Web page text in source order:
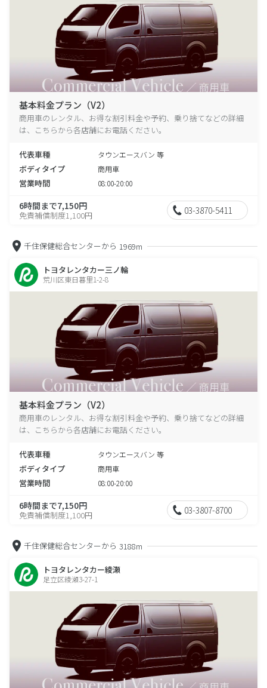
基本料金プラン（V2）
商用車のレンタル、お得な割引料金や予約、乗り捨てなどの詳細
は、こちらから各店舗にお電話ください。
代表車種 タウンエースバン 等
ボディタイプ 商用車
営業時間 08:00-20:00
6時間まで7,150円
免責補償制度1,100円 03-3870-5411
千住保健総合センターから 1969m
トヨタレンタカー三ノ輪
荒川区東日暮里1-2-8
基本料金プラン（V2）
商用車のレンタル、お得な割引料金や予約、乗り捨てなどの詳細
は、こちらから各店舗にお電話ください。
代表車種 タウンエースバン 等
ボディタイプ 商用車
営業時間 08:00-20:00
6時間まで7,150円
免責補償制度1,100円 03-3807-8700
千住保健総合センターから 3188m
トヨタレンタカー綾瀬
足立区綾瀬3-27-1